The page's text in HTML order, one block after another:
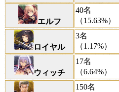
エルフ
40名
（15.63%）
ロイヤル
3名
（1.17%）
ウィッチ
17名
（6.64%）
150名